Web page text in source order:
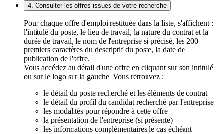
4. Consulter les offres issues de votre recherche
Pour chaque offre d'emploi restituée dans la liste, s'affichent :
l'intitulé du poste, le lieu de travail, la nature du contrat et la
durée de travail, le nom de l'entreprise si précisé, les 200
premiers caractères du descriptif du poste, la date de
publication de l'offre.
Vous accédez au détail d'une offre en cliquant sur son intitulé
ou sur le logo sur la gauche. Vous retrouvez :
le détail du poste recherché et les éléments de contrat
le détail du profil du candidat recherché par l'entreprise
les modalités pour répondre à cette offre
la présentation de l'entreprise (si présente)
les informations complémentaires le cas échéant